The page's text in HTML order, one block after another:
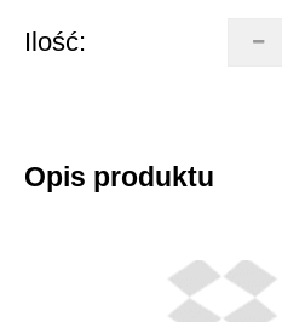
Ilość:
Opis produktu